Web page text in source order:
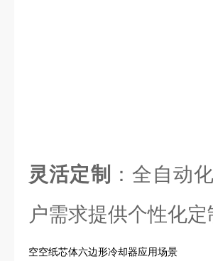
灵活定制
：全自动
户需求提供个性化定
空空纸芯体六边形冷却器应用场景